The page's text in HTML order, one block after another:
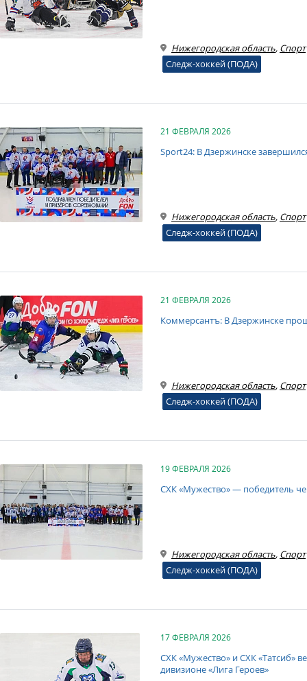
Нижегородская область, Спорт
Следж-хоккей (ПОДА)
21 ФЕВРАЛЯ 2026
Sport24: В Дзержинске
Нижегородская область, Спорт
Следж-хоккей (ПОДА)
21 ФЕВРАЛЯ 2026
Коммерсантъ: В Дзержинске
Нижегородская область, Спорт
Следж-хоккей (ПОДА)
19 ФЕВРАЛЯ 2026
СХК «Мужество» — победитель
Нижегородская область, Спорт
Следж-хоккей (ПОДА)
17 ФЕВРАЛЯ 2026
СХК «Мужество» и СХК «Татсиб»
дивизионе «Лига Героев»